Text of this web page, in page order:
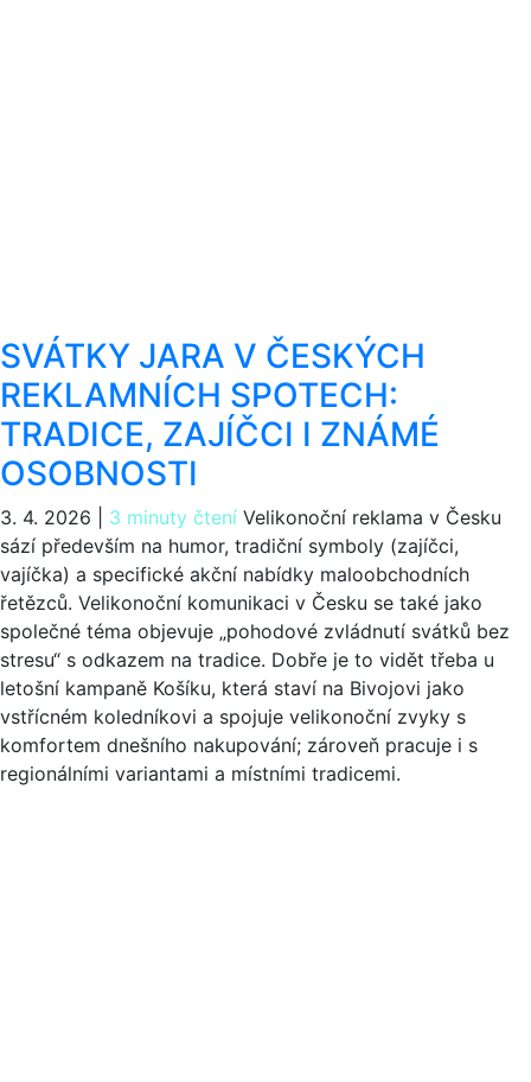
SVÁTKY JARA V ČESKÝCH
REKLAMNÍCH SPOTECH:
TRADICE, ZAJÍČCI I ZNÁMÉ
OSOBNOSTI
3. 4. 2026 3 minuty čtení Velikonoční reklama v Česku
sází především na humor, tradiční symboly (zajíčci,
vajíčka) a specifické akční nabídky maloobchodních
řetězců. Velikonoční komunikaci v Česku se také jako
společné téma objevuje „pohodové zvládnutí svátků bez
stresu“ s odkazem na tradice. Dobře je to vidět třeba u
letošní kampaně Košíku, která staví na Bivojovi jako
vstřícném koledníkovi a spojuje velikonoční zvyky s
komfortem dnešního nakupování; zároveň pracuje i s
regionálními variantami a místními tradicemi.